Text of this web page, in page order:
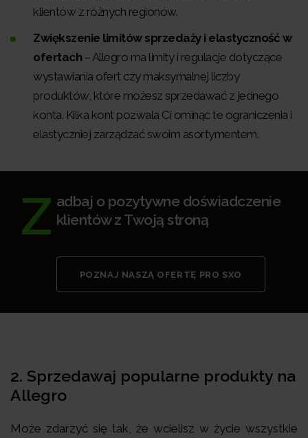
klientów z różnych regionów.
Zwiększenie limitów sprzedaży i elastyczność w
ofertach – Allegro ma limity i regulacje dotyczące
wystawiania ofert czy maksymalnej liczby
produktów, które możesz sprzedawać z jednego
konta. Kilka kont pozwala Ci ominąć te ograniczenia i
elastyczniej zarządzać swoim asortymentem.
Z adbaj o pozytywne doświadczenie
klientów z Twoją stroną
POZNAJ NASZĄ OFERTĘ PRO SXO
2. Sprzedawaj popularne produkty na
Allegro
Może zdarzyć się tak, że wcielisz w życie wszystkie